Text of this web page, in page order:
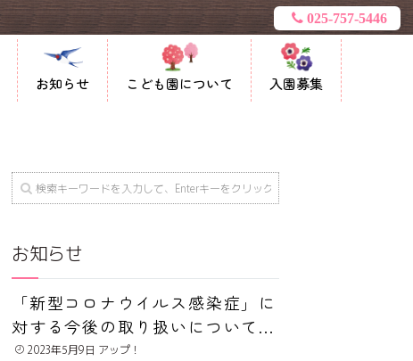
025-757-5446
お知らせ こども園について 入園募集
お知らせ
「新型コロナウイルス感染症」に
対する今後の取り扱いについて...
2023年5月9日